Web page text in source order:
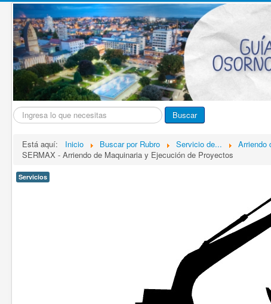
Buscar... Buscar
Está aquí: Inicio Buscar por Rubro Servicio de...
Arriendo
SERMAX - Arriendo de Maquinaria y Ejecución de Proyectos
Servicios